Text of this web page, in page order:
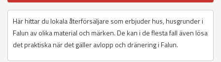
Här hittar du lokala återförsäljare som erbjuder hus, husgrunder i
Falun av olika material och märken. De kan i de flesta fall även lösa
det praktiska när det gäller avlopp och dränering i Falun.